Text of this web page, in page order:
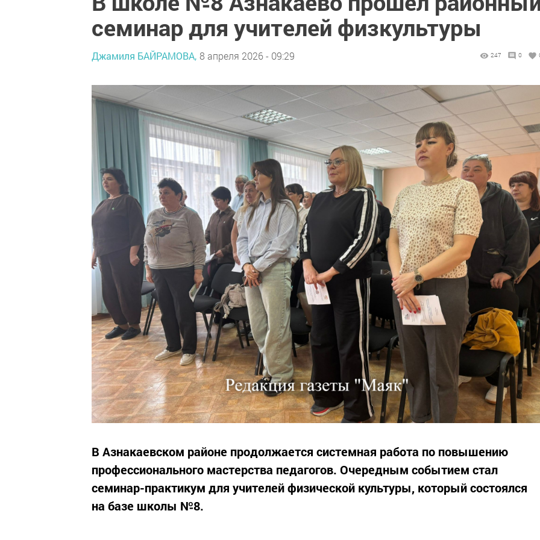
семинар для учителей физкультуры
Джамиля БАЙРАМОВА, 8 апреля 2026 - 09:29 247 0
В Азнакаевском районе продолжается системная работа по повышению
профессионального мастерства педагогов. Очередным событием стал
семинар-практикум для учителей физической культуры, который состоялся
на базе школы №8.